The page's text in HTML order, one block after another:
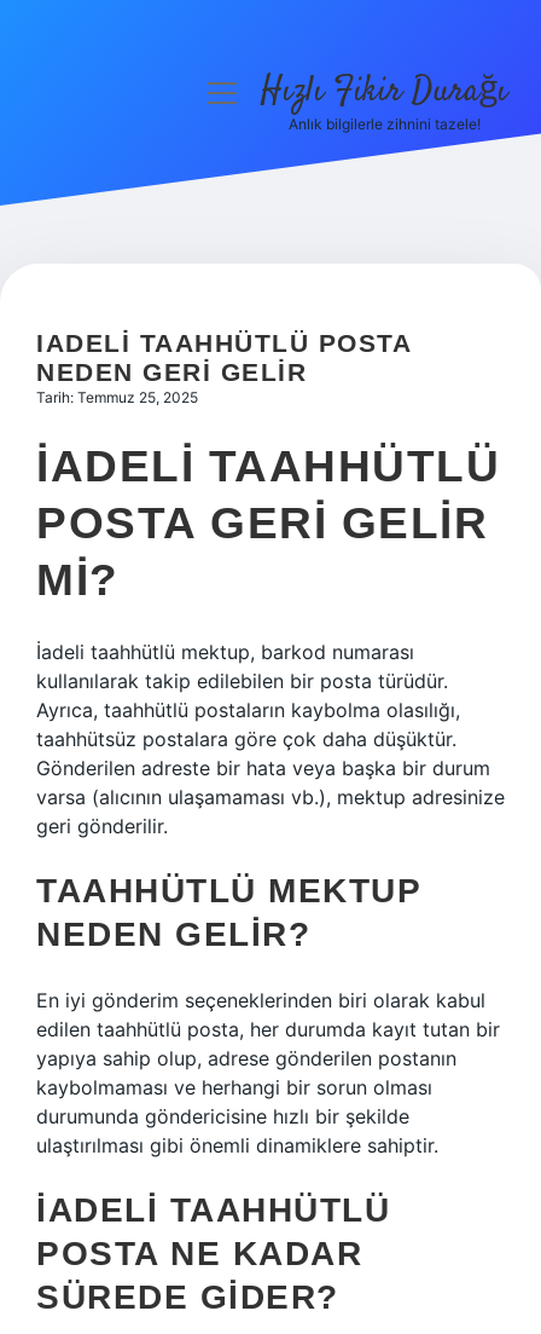
Hakkımızda
menüyüHızlı Fikir Durağı
Anlık bilgilerle zihnini tazele!
IADELI TAAHHÜTLÜ POSTA
NEDEN GERI GELIR
Tarih: Temmuz 25, 2025
İADELI TAAHHÜTLÜ
POSTA GERI GELIR
MI?
İadeli taahhütlü mektup, barkod numarası
kullanılarak takip edilebilen bir posta türüdür.
Ayrıca, taahhütlü postaların kaybolma olasılığı,
taahhütsüz postalara göre çok daha düşüktür.
Gönderilen adreste bir hata veya başka bir durum
varsa (alıcının ulaşamaması vb.), mektup adresinize
geri gönderilir.
TAAHHÜTLÜ MEKTUP
NEDEN GELIR?
En iyi gönderim seçeneklerinden biri olarak kabul
edilen taahhütlü posta, her durumda kayıt tutan bir
yapıya sahip olup, adrese gönderilen postanın
kaybolmaması ve herhangi bir sorun olması
durumunda göndericisine hızlı bir şekilde
ulaştırılması gibi önemli dinamiklere sahiptir.
İADELI TAAHHÜTLÜ
POSTA NE KADAR
SÜREDE GIDER?